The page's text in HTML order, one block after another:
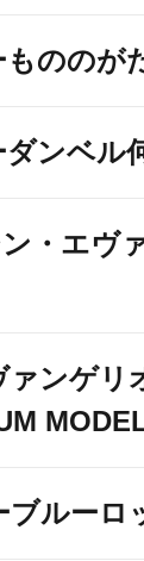
ののが
ンベル
・エヴ
ァンゲリ
ブルーロ